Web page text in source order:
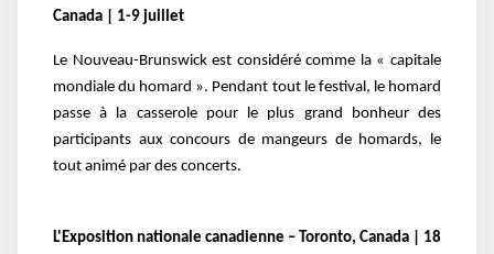
Canada | 1-9 juillet
Le Nouveau-Brunswick est considéré comme la « capitale
mondiale du homard ». Pendant tout le festival, le homard
passe à la casserole pour le plus grand bonheur des
participants aux concours de mangeurs de homards, le
tout animé par des concerts.
L'Exposition nationale canadienne – Toronto, Canada | 18